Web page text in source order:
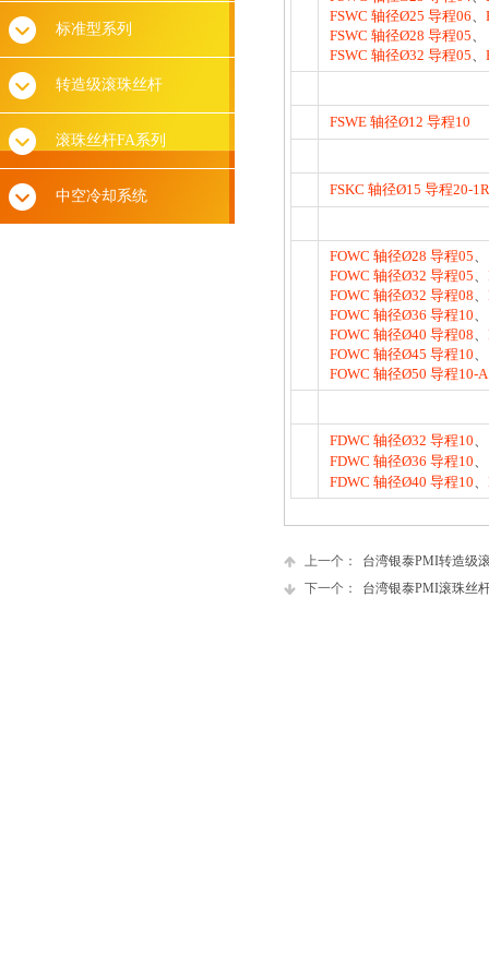
FSWC 轴径Ø25 导程06、
FSWC 轴径Ø28 导程05、
FSWC 轴径Ø32 导程05、
FSWE 轴径Ø12 导程10
FSKC 轴径Ø15 导程20-1R
FOWC 轴径Ø28 导程05、
FOWC 轴径Ø32 导程05、
FOWC 轴径Ø32 导程08、
FOWC 轴径Ø36 导程10、
FOWC 轴径Ø40 导程08、
FOWC 轴径Ø45 导程10、
FOWC 轴径Ø50 导程10-A
FDWC 轴径Ø32 导程10、
FDWC 轴径Ø36 导程10、
FDWC 轴径Ø40 导程10、
上一个：
台湾银泰PMI转造级
下一个：
台湾银泰PMI滚珠丝
标准型系列
转造级滚珠丝杆
滚珠丝杆FA系列
中空冷却系统